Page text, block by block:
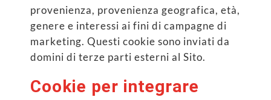
provenienza, provenienza geografica, età,
genere e interessi ai fini di campagne di
marketing. Questi cookie sono inviati da
domini di terze parti esterni al Sito.
Cookie per integrare